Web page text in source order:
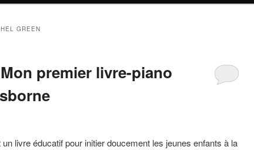
GREEN
premier livre-piano
livre éducatif pour initier doucement les jeunes enfants à la